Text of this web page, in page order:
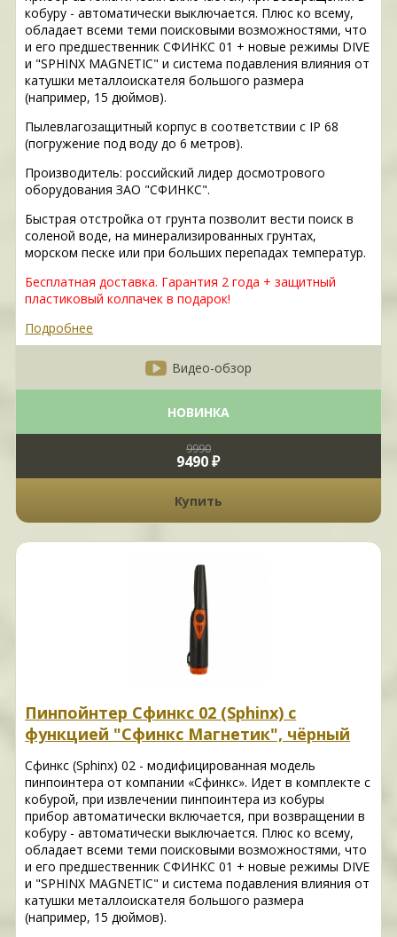
кобуру - автоматически выключается. Плюс ко всему,
обладает всеми теми поисковыми возможностями, что
и его предшественник СФИНКС 01 + новые режимы DIVE
и "SPHINX MAGNETIC" и система подавления влияния от
катушки металлоискателя большого размера
(например, 15 дюймов).
Пылевлагозащитный корпус в соответствии с IP 68
(погружение под воду до 6 метров).
Производитель: российский лидер досмотрового
оборудования ЗАО "СФИНКС".
Быстрая отстройка от грунта позволит вести поиск в
соленой воде, на минерализированных грунтах,
морском песке или при больших перепадах температур.
Бесплатная доставка. Гарантия 2 года + защитный
пластиковый колпачек в подарок!
Подробнее
Видео-обзор
НОВИНКА
9990
9490 ₽
Купить
Пинпойнтер Сфинкс 02 (Sphinx) с
функцией "Сфинкс Магнетик", чёрный
Сфинкс (Sphinx) 02 - модифицированная модель
пинпоинтера от компании «Сфинкс». Идет в комплекте с
кобурой, при извлечении пинпоинтера из кобуры
прибор автоматически включается, при возвращении в
кобуру - автоматически выключается. Плюс ко всему,
обладает всеми теми поисковыми возможностями, что
и его предшественник СФИНКС 01 + новые режимы DIVE
и "SPHINX MAGNETIC" и система подавления влияния от
катушки металлоискателя большого размера
(например, 15 дюймов).